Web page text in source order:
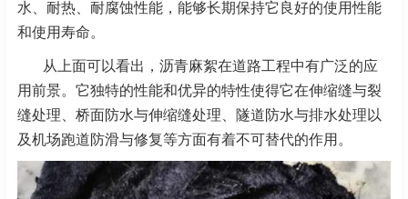
水、耐热、耐腐蚀性能，能够长期保持它良好的使用性能
和使用寿命。
从上面可以看出，沥青麻絮在道路工程中有广泛的应
用前景。它独特的性能和优异的特性使得它在伸缩缝与裂
缝处理、桥面防水与伸缩缝处理、隧道防水与排水处理以
及机场跑道防滑与修复等方面有着不可替代的作用。